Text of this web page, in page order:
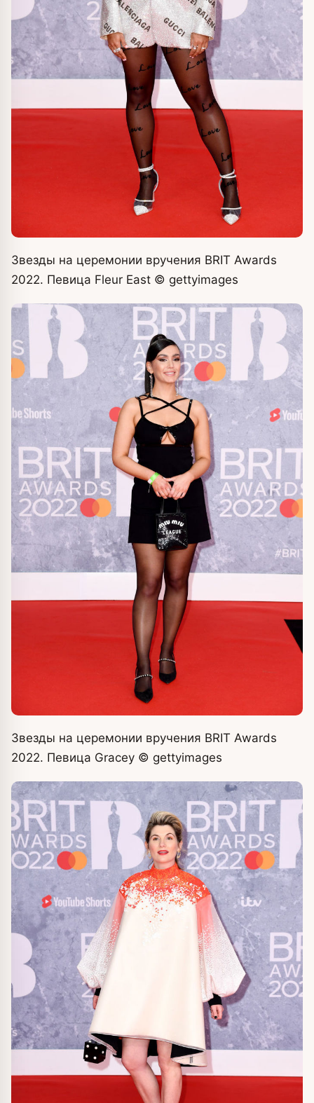
Звезды на церемонии вручения BRIT Awards
2022. Певица Fleur East © gettyimages
Звезды на церемонии вручения BRIT Awards
2022. Певица Gracey © gettyimages